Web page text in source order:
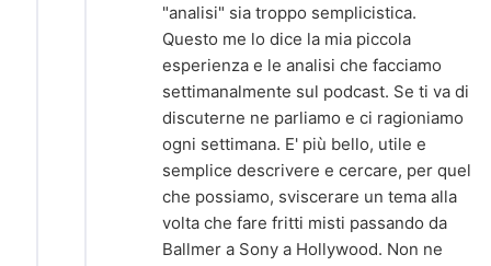
"analisi" sia troppo semplicistica.
Questo me lo dice la mia piccola
esperienza e le analisi che facciamo
settimanalmente sul podcast. Se ti va di
discuterne ne parliamo e ci ragioniamo
ogni settimana. E' più bello, utile e
semplice descrivere e cercare, per quel
che possiamo, sviscerare un tema alla
volta che fare fritti misti passando da
Ballmer a Sony a Hollywood. Non ne